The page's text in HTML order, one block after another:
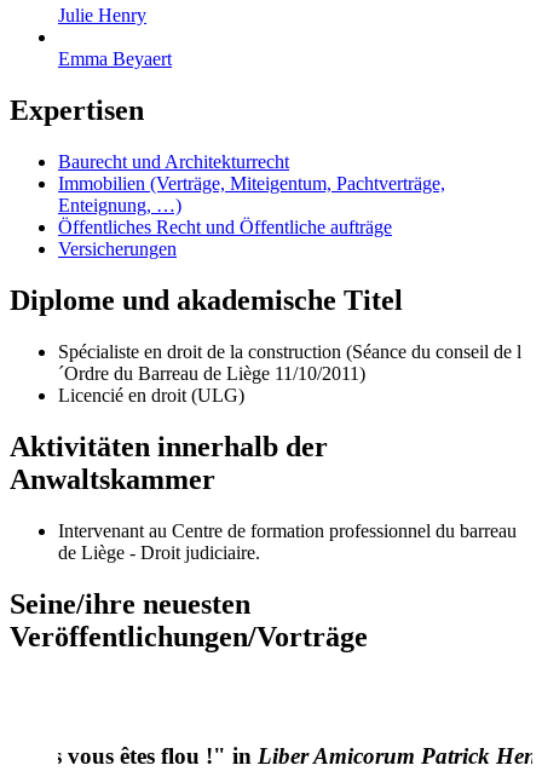
Julie Henry
Emma Beyaert
Expertisen
Baurecht und Architekturrecht
Immobilien (Verträge, Miteigentum, Pachtverträge,
Enteignung, …)
Öffentliches Recht und Öffentliche aufträge
Versicherungen
Diplome und akademische Titel
Spécialiste en droit de la construction (Séance du conseil de l
´Ordre du Barreau de Liège 11/10/2011)
Licencié en droit (ULG)
Aktivitäten innerhalb der
Anwaltskammer
Intervenant au Centre de formation professionnel du barreau
de Liège - Droit judiciaire.
Seine/ihre neuesten
Veröffentlichungen/Vorträge
Mais vous êtes flou !" in Liber Amicorum Patrick